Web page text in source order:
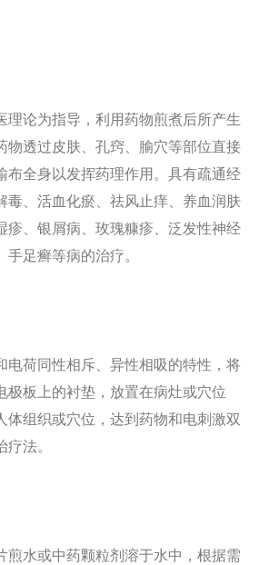
理论为指导，利用药物煎煮后所产生
物透过皮肤、孔窍、腧穴等部位直接
布全身以发挥药理作用。具有疏通经
毒、活血化瘀、祛风止痒、养血润肤
疹、银屑病、玫瑰糠疹、泛发性神经
足癣等病的治疗。
电荷同性相斥、异性相吸的特性，将
极板上的衬垫，放置在病灶或穴位
体组织或穴位，达到药物和电刺激双
法。
煎水或中药颗粒剂溶于水中，根据需